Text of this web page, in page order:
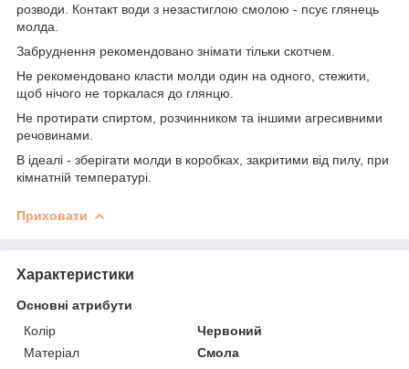
розводи. Контакт води з незастиглою смолою - псує глянець
молда.
Забруднення рекомендовано знімати тільки скотчем.
Не рекомендовано класти молди один на одного, стежити,
щоб нічого не торкалася до глянцю.
Не протирати спиртом, розчинником та іншими агресивними
речовинами.
В ідеалі - зберігати молди в коробках, закритими від пилу, при
кімнатній температурі.
Приховати
Характеристики
Основні атрибути
Колір
Червоний
Матеріал
Смола